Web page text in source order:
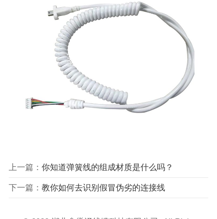
上一篇： 你知道弹簧线的组成材质是什么吗？
下一篇： 教你如何去识别假冒伪劣的连接线